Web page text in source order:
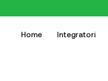
Home Integratori